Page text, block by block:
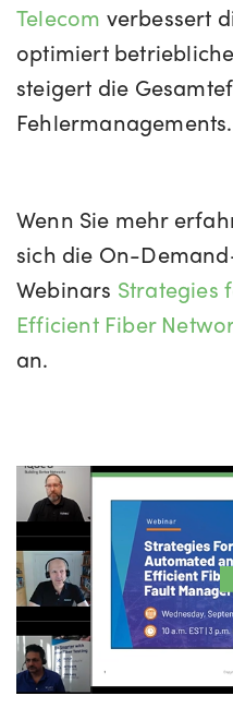
Telecom verbessert
optimiert
steigert die
Fehlermanagements.
Wenn Sie mehr
sich die On-
Webinars Strategies
Efficient Fiber
an.